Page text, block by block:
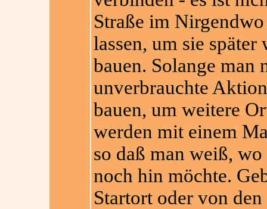
Straße im
lassen, um sie später
bauen. Solange man
unverbrauchte
bauen, um weitere
werden mit einem
so daß man weiß,
noch hin möchte.
Startort oder von